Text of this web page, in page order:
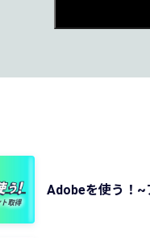
Adobeを使う！~